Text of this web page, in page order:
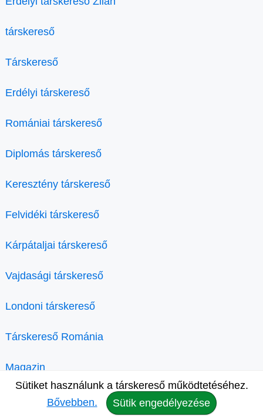
társkereső
Társkereső
Erdélyi társkereső
Romániai társkereső
Diplomás társkereső
Keresztény társkereső
Felvidéki társkereső
Kárpátaljai társkereső
Vajdasági társkereső
Londoni társkereső
Társkereső Románia
Magazin
Sütiket használunk a társkereső működtetéséhez.
Bővebben.
Sütik engedélyezése